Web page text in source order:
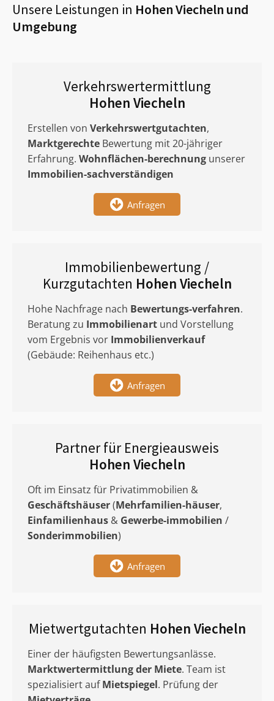
Unsere Leistungen in Hohen Viecheln und
Umgebung
Verkehrswertermittlung
Hohen Viecheln
Erstellen von Verkehrswertgutachten,
Marktgerechte Bewertung mit 20-jähriger
Erfahrung. Wohnflächen-berechnung unserer
Immobilien-sachverständigen
Anfragen
Immobilienbewertung /
Kurzgutachten Hohen Viecheln
Hohe Nachfrage nach Bewertungs-verfahren.
Beratung zu Immobilienart und Vorstellung
vom Ergebnis vor Immobilienverkauf
(Gebäude: Reihenhaus etc.)
Anfragen
Partner für Energieausweis
Hohen Viecheln
Oft im Einsatz für Privatimmobilien &
Geschäftshäuser(Mehrfamilien-häuser,
Einfamilienhaus & Gewerbe-immobilien /
Sonderimmobilien)
Anfragen
Mietwertgutachten Hohen Viecheln
Einer der häufigsten Bewertungsanlässe.
Marktwertermittlungder Miete. Team ist
spezialisiert aufMietspiegel. Prüfung der